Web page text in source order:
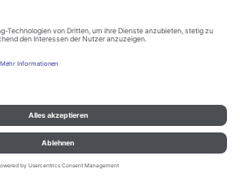
Nicht bestellbar
Kontakt
Rechtliche Hinweise
Catering Solutions 2022